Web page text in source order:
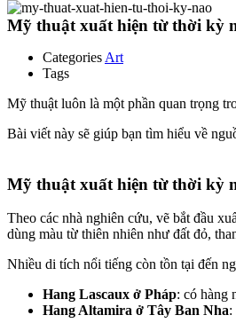
Mỹ thuật xuất hiện từ thời kỳ
Categories Art
Tags
Mỹ thuật luôn là một phần quan trọng
Bài viết này sẽ giúp bạn tìm hiểu về
Mỹ thuật xuất hiện từ thời kỳ
Theo các nhà nghiên cứu, vẽ bắt đầu
dùng màu từ thiên nhiên như đất đỏ,
Nhiều di tích nổi tiếng còn tồn tại đến
Hang Lascaux ở Pháp: có hàng
Hang Altamira ở Tây Ban Nha: